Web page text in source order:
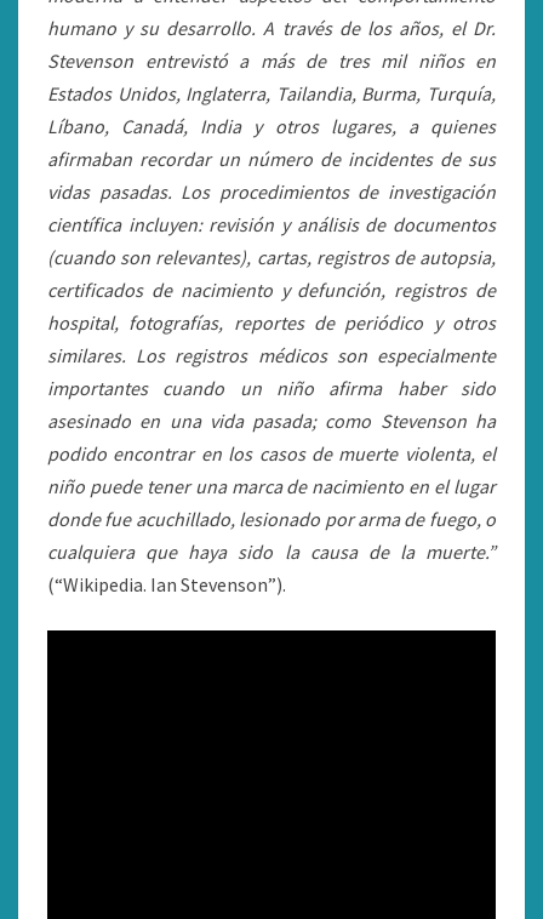
humano y su desarrollo. A través de los años, el Dr.
Stevenson entrevistó a más de tres mil niños en
Estados Unidos, Inglaterra, Tailandia, Burma, Turquía,
Líbano, Canadá, India y otros lugares, a quienes
afirmaban recordar un número de incidentes de sus
vidas pasadas. Los procedimientos de investigación
científica incluyen: revisión y análisis de documentos
(cuando son relevantes), cartas, registros de autopsia,
certificados de nacimiento y defunción, registros de
hospital, fotografías, reportes de periódico y otros
similares. Los registros médicos son especialmente
importantes cuando un niño afirma haber sido
asesinado en una vida pasada; como Stevenson ha
podido encontrar en los casos de muerte violenta, el
niño puede tener una marca de nacimiento en el lugar
donde fue acuchillado, lesionado por arma de fuego, o
cualquiera que haya sido la causa de la muerte.”
(“Wikipedia. Ian Stevenson”).